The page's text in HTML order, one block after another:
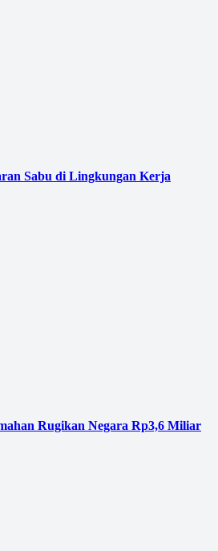
Sabu di Lingkungan Kerja
Rugikan Negara Rp3,6 Miliar